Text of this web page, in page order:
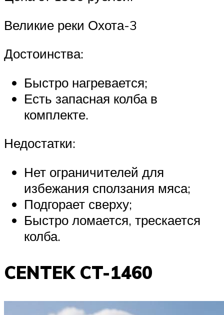
Великие реки Охота-3
Достоинства:
Быстро нагревается;
Есть запасная колба в
комплекте.
Недостатки:
Нет ограничителей для
избежания сползания мяса;
Подгорает сверху;
Быстро ломается, трескается
колба.
CENTEK CT-1460